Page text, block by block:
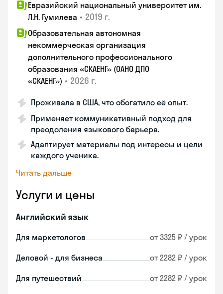
Евразийский национальный университет им.
Л.Н. Гумилева • 2019 г.
Образовательная автономная
некоммерческая организация
дополнительного профессионального
образования «СКАЕНГ» (ОАНО ДПО
«СКАЕНГ») • 2026 г.
Проживала в США, что обогатило её опыт.
Применяет коммуникативный подход для
преодоления языкового барьера.
Адаптирует материалы под интересы и цели
каждого ученика.
Читать дальше
Услуги и цены
Английский язык
Для маркетологов от 3325 ₽ / урок
Деловой - для бизнеса от 2282 ₽ / урок
Для путешествий от 2282 ₽ / урок